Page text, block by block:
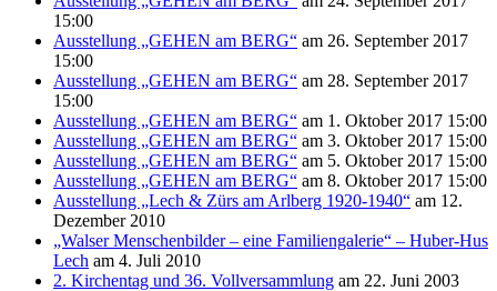
15:00
Ausstellung „GEHEN am BERG“ am 26. September 2017
15:00
Ausstellung „GEHEN am BERG“ am 28. September 2017
15:00
Ausstellung „GEHEN am BERG“ am 1. Oktober 2017 15:00
Ausstellung „GEHEN am BERG“ am 3. Oktober 2017 15:00
Ausstellung „GEHEN am BERG“ am 5. Oktober 2017 15:00
Ausstellung „GEHEN am BERG“ am 8. Oktober 2017 15:00
Ausstellung „Lech & Zürs am Arlberg 1920-1940“ am 12.
Dezember 2010
„Walser Menschenbilder – eine Familiengalerie“ – Huber-Hus
Lech am 4. Juli 2010
2. Kirchentag und 36. Vollversammlung am 22. Juni 2003